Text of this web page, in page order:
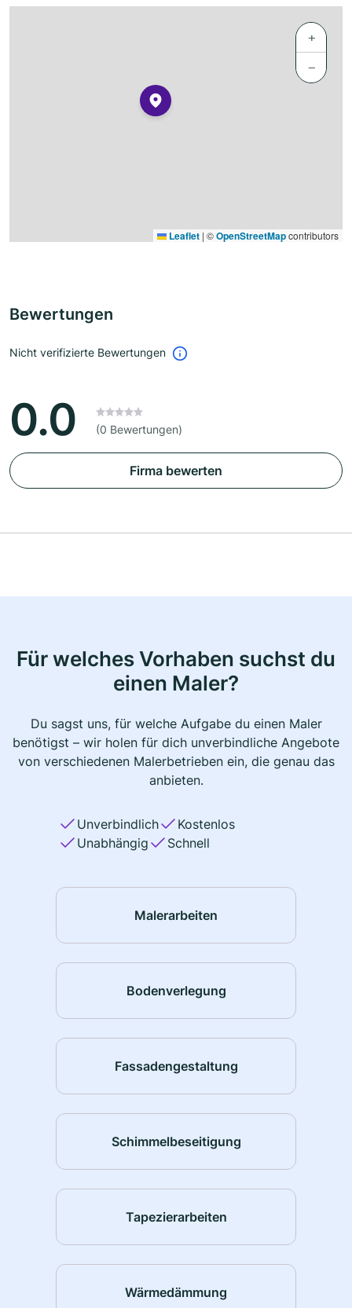
+
−
Leaflet | ©OpenStreetMapcontributors
Bewertungen
Nicht verifizierte Bewertungen
0.0 (0 Bewertungen)
Firma bewerten
Für welches Vorhaben suchst du
einen Maler?
Du sagst uns, für welche Aufgabe du einen Maler
benötigst – wir holen für dich unverbindliche Angebote
von verschiedenen Malerbetrieben ein, die genau das
anbieten.
Unverbindlich
Kostenlos
Unabhängig
Schnell
Malerarbeiten
Bodenverlegung
Fassadengestaltung
Schimmelbeseitigung
Tapezierarbeiten
Wärmedämmung